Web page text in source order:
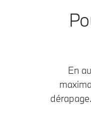
En